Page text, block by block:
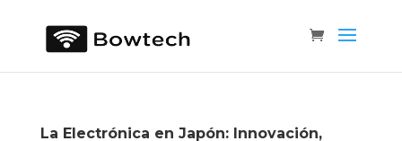
La Electrónica en Japón: Innovación,